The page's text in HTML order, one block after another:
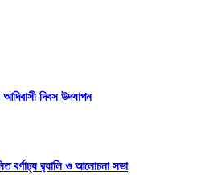
দিবস উদযাপন
বর্ণাঢ্য র‍্যালি ও আলোচনা সভা